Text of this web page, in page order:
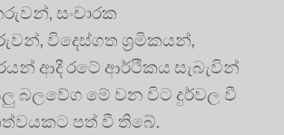
සංචාරක
විදෙස්ගත ශ්‍රමිකයන්,
ආදී රටේ ආර්ථිකය සැබැවින්
බලවේග මේ වන විට දුර්වල වී
පත් වී තිබේ.